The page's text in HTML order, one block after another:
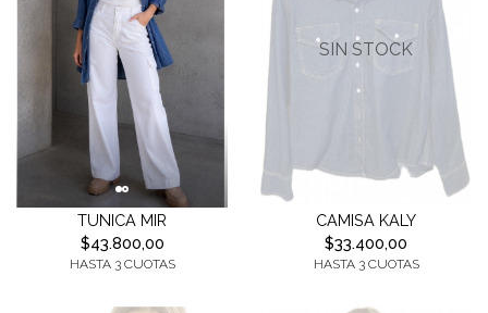
TUNICA MIR
$43.800,00
HASTA 3 CUOTAS
SIN STOCK
CAMISA KALY
$33.400,00
HASTA 3 CUOTAS